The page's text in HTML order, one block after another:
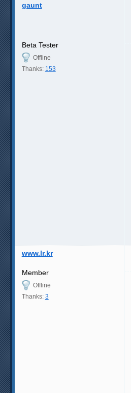
gaunt
Beta Tester
Offline
Thanks: 153
www.lr.kr
Member
Offline
Thanks: 3